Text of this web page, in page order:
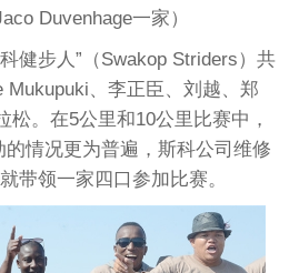
Duvenhage一家）
健步人”（Swakop Striders）共
Mukupuki、李正臣、刘越、郑
松。在5公里和10公里比赛中，
的情况更为普遍，斯科公司维修
带领一家四口参加比赛。